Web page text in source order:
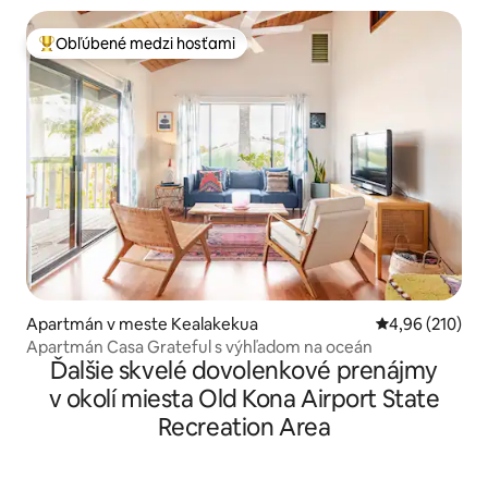
Najobľúbenejšie medzi hosťami
Obľúbené medzi hosťami
Apartmán v meste Kealakekua Priemerné
4,96 (210)
Apartmán Casa Grateful s výhľadom na oceán
Ďalšie skvelé dovolenkové prenájmy
v okolí miesta Old Kona Airport State
Recreation Area